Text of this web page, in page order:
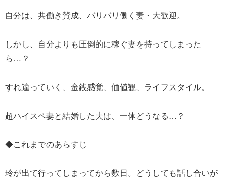
自分は、共働き賛成、バリバリ働く妻・大歓迎。
しかし、自分よりも圧倒的に稼ぐ妻を持ってしまった
ら…？
すれ違っていく、金銭感覚、価値観、ライフスタイル。
超ハイスペ妻と結婚した夫は、一体どうなる…？
◆これまでのあらすじ
玲が出て行ってしまってから数日。どうしても話し合いが